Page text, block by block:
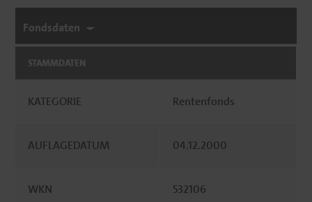
Fondsdaten
STAMMDATEN
KATEGORIE Rentenfonds
AUFLAGEDATUM 04.12.2000
WKN 532106